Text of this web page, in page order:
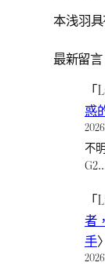
本浅羽
最新留言
「
惑
2026
不
「
者
手
2026